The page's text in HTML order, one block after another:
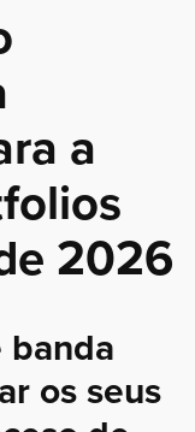
a
2026
os seus